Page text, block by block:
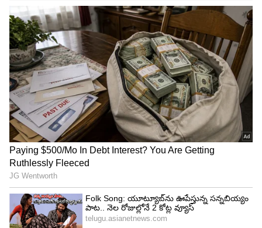
రణ్‌బీర్‌ కపూర్..
నిజానికి రణ్‌బీర్‌కు ఎప్పుడూ మంచి నవ్వే ఉండేది. అయినా
కూడా అతను ఈ ట్రీట్‌మెంట్ చేయించుకున్నాడని వార్తలు
వచ్చాయి. 'తూ ఝూఠీ మై మక్కార్' సినిమాలో అతని
పళ్లకు వెనీర్స్ ఉన్న విషయం మొదటిసారి స్పష్టంగా
కనిపించింది.
5
5